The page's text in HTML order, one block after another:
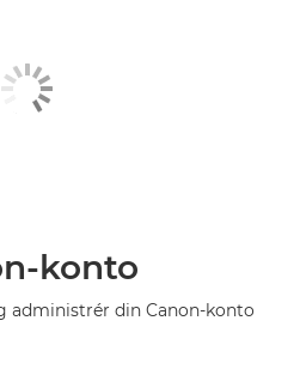
konto
administrér din Canon-konto